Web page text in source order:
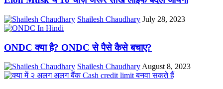
Shailesh Chaudhary July 28, 2023
ONDC क्या है? ONDC से पैसे कैसे बचाए?
Shailesh Chaudhary August 8, 2023